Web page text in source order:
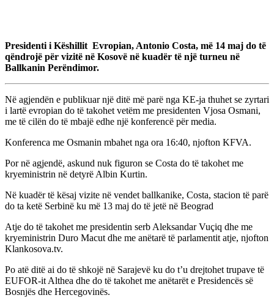
Presidenti i Këshillit Evropian, Antonio Costa, më 14 maj do të
qëndrojë për vizitë në Kosovë në kuadër të një turneu në
Ballkanin Perëndimor.
Në agjendën e publikuar një ditë më parë nga KE-ja thuhet se zyrtari
i lartë evropian do të takohet vetëm me presidenten Vjosa Osmani,
me të cilën do të mbajë edhe një konferencë për media.
Konferenca me Osmanin mbahet nga ora 16:40, njofton KFVA.
Por në agjendë, askund nuk figuron se Costa do të takohet me
kryeministrin në detyrë Albin Kurtin.
Në kuadër të kësaj vizite në vendet ballkanike, Costa, stacion të parë
do ta ketë Serbinë ku më 13 maj do të jetë në Beograd
Atje do të takohet me presidentin serb Aleksandar Vuçiq dhe me
kryeministrin Duro Macut dhe me anëtarë të parlamentit atje, njofton
Klankosova.tv.
Po atë ditë ai do të shkojë në Sarajevë ku do t’u drejtohet trupave të
EUFOR-it Althea dhe do të takohet me anëtarët e Presidencës së
Bosnjës dhe Hercegovinës.